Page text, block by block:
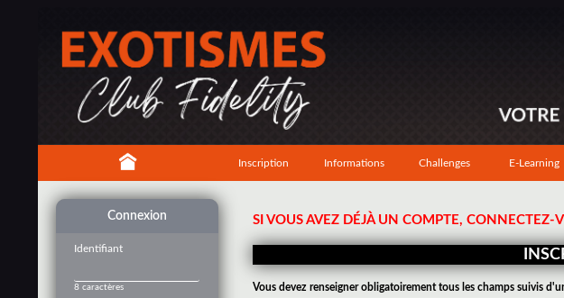
Inscription Informations Challenges E-Learning
Connexion
Identifiant
8 caractères
SI VOUS AVEZ DÉJÀ UN COMPTE, CONNECTEZ-
Vous devez renseigner obligatoirement tous les champs suivis